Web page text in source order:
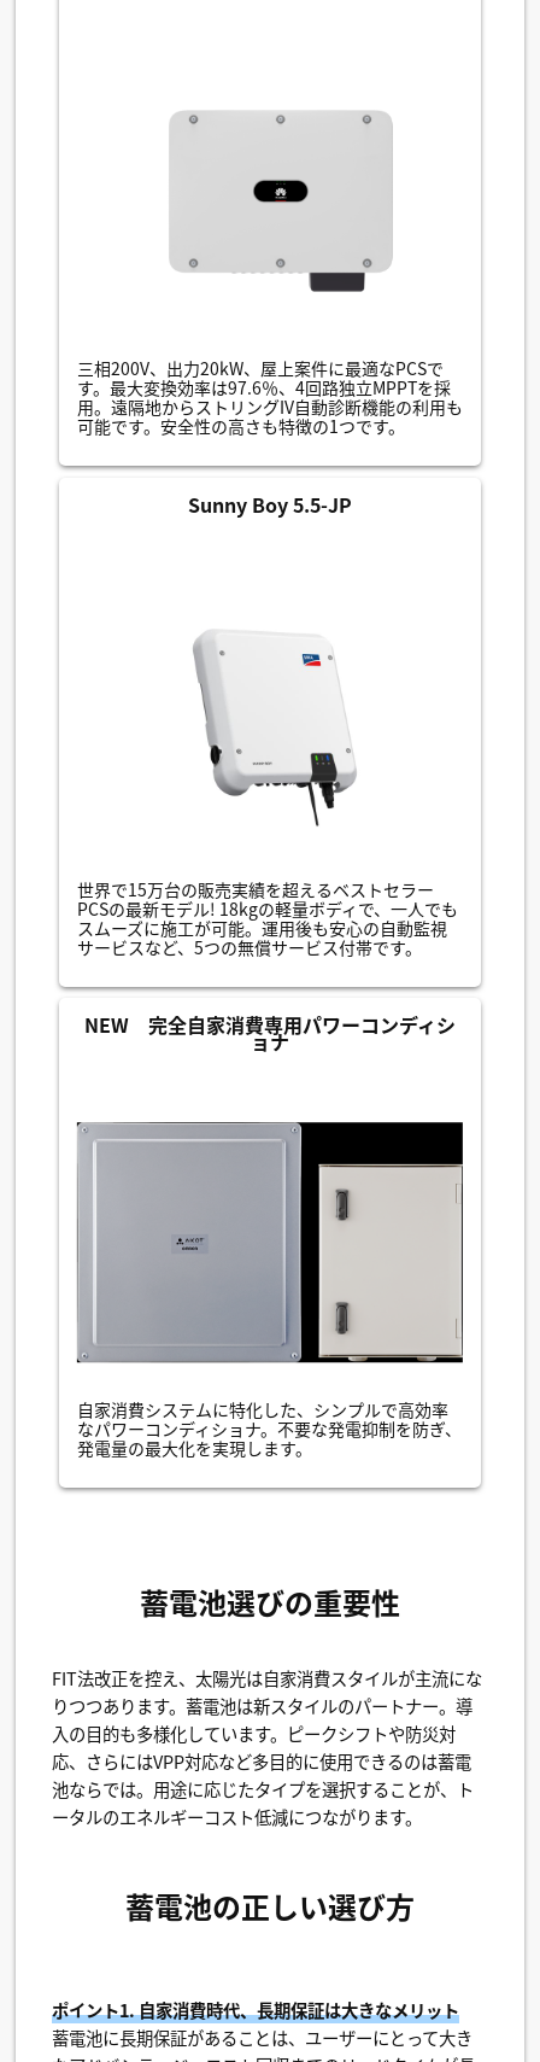
三相200V、出力20kW、屋上案件に最適なPCSで
す。最大変換効率は97.6％、4回路独立MPPTを採
用。遠隔地からストリングIV自動診断機能の利用も
可能です。安全性の高さも特徴の1つです。
Sunny Boy 5.5-JP
世界で15万台の販売実績を超えるベストセラー
PCSの最新モデル! 18kgの軽量ボディで、一人でも
スムーズに施工が可能。運用後も安心の自動監視
サービスなど、5つの無償サービス付帯です。
NEW 完全自家消費専用パワーコンディシ
ョナ
自家消費システムに特化した、シンプルで高効率
なパワーコンディショナ。不要な発電抑制を防ぎ、
発電量の最大化を実現します。
蓄電池選びの重要性
FIT法改正を控え、太陽光は自家消費スタイルが主流にな
りつつあります。蓄電池は新スタイルのパートナー。導
入の目的も多様化しています。ピークシフトや防災対
応、さらにはVPP対応など多目的に使用できるのは蓄電
池ならでは。用途に応じたタイプを選択することが、ト
ータルのエネルギーコスト低減につながります。
蓄電池の正しい選び方
ポイント1. 自家消費時代、長期保証は大きなメリット
蓄電池に長期保証があることは、ユーザーにとって大き